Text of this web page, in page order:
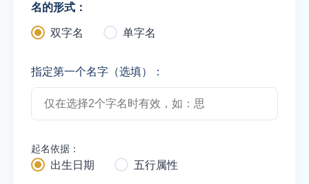
名的形式：
双字名 单字名
指定第一个名字（选填）：
起名依据：
出生日期 五行属性